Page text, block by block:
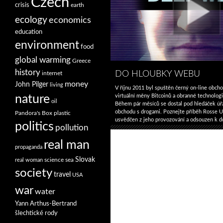
DO HLOUBKY WEBU
V říjnu 2011 byl spuštěn černý on-line
virtuální měny Bitcoinů a obranné
Během pár měsíců se dostal pod hledáček
obchodu s drogami. Poznejte příběh Rosse
usvědčen z jeho provozování a odsouzen k
Související videa Zázračné dítě internetu:
crisis earth
ecologyeconomics
education
environment food
global warming Greece
history internet
John Pilger living money
nature oil
Pandora's Box plastic
politics pollution
propaganda real man
real woman science sea Slovak
society travel USA
warwater
Yann Arthus-Bertrand
šlechtické rody